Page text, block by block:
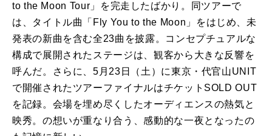
to the Moon Tour」を完走したばかり。同ツアーで
は、タイトル曲「Fly You to the Moon」をはじめ、未
発表の新曲を含む全23曲を披露。コンセプチュアルな
構成で展開されたステージは、観客から大きな反響を
呼んだ。さらに、5月23日（土）に東京・代官山UNIT
で開催されたツアーファイナルはチケットSOLD OUT
を記録。会場を埋め尽くしたオーディエンスの熱気と
映秀。の想いが重なり合う、感動的な一夜となったの